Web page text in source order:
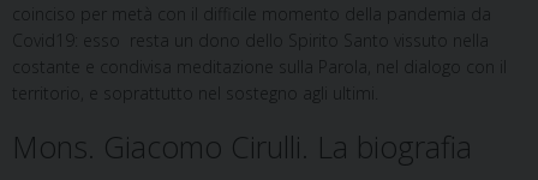
coinciso per metà con il difficile momento della pandemia da
Covid19: esso resta un dono dello Spirito Santo vissuto nella
costante e condivisa meditazione sulla Parola, nel dialogo con il
territorio, e soprattutto nel sostegno agli ultimi.
Mons. Giacomo Cirulli. La biografia